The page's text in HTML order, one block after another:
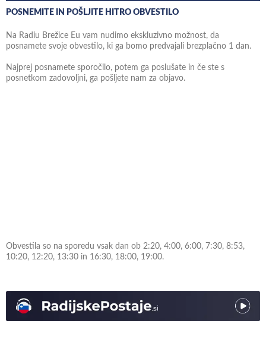
POSNEMITE IN POŠLJITE HITRO OBVESTILO
Na Radiu Brežice Eu vam nudimo ekskluzivno možnost, da
posnamete svoje obvestilo, ki ga bomo predvajali brezplačno 1 dan.
Najprej posnamete sporočilo, potem ga poslušate in če ste s
posnetkom zadovoljni, ga pošljete nam za objavo.
Obvestila so na sporedu vsak dan ob 2:20, 4:00, 6:00, 7:30, 8:53,
10:20, 12:20, 13:30 in 16:30, 18:00, 19:00.